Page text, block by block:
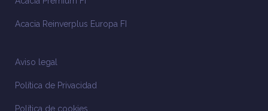
Acacia Reinverplus Europa FI
Aviso legal
Política de Privacidad
Política de cookies